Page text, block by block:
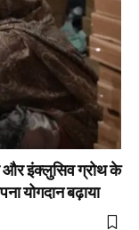
और इंक्लुसिव ग्रोथ के
योगदान बढ़ाया